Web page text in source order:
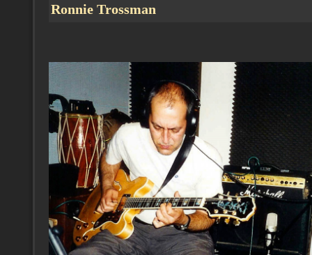
Ronnie Trossman